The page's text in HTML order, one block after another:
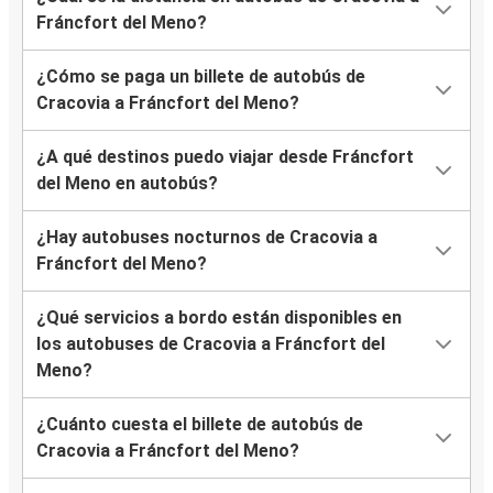
Fráncfort del Meno?
¿Cómo se paga un billete de autobús de
Cracovia a Fráncfort del Meno?
¿A qué destinos puedo viajar desde Fráncfort
del Meno en autobús?
¿Hay autobuses nocturnos de Cracovia a
Fráncfort del Meno?
¿Qué servicios a bordo están disponibles en
los autobuses de Cracovia a Fráncfort del
Meno?
¿Cuánto cuesta el billete de autobús de
Cracovia a Fráncfort del Meno?